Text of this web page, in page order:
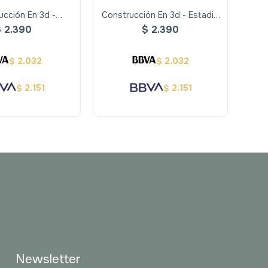
En 3d -
Al Aire Libre
2.390
$ 2.032
$ 2.151
Construcción En 3d - Estadio
De Fútbol Americano
$ 2.390
$ 2.032
$ 2.151
Newsletter